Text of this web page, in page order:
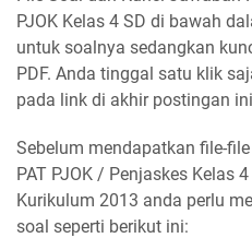
PJOK Kelas 4 SD di bawah
untuk soalnya sedangkan
PDF. Anda tinggal satu klik
pada link di akhir postingan
Sebelum mendapatkan file-
PAT PJOK / Penjaskes Kelas
Kurikulum 2013 anda perlu
soal seperti berikut ini: